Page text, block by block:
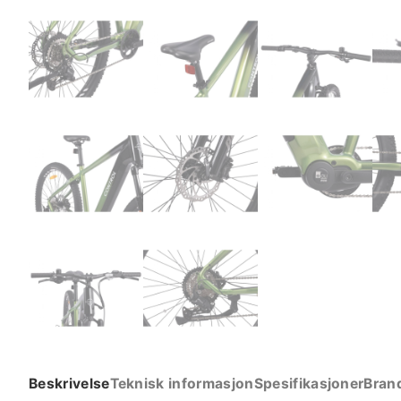
BeskrivelseTeknisk informasjonSpesifikasjoner